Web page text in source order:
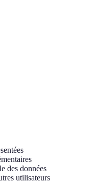
des données
utilisateurs